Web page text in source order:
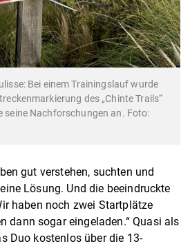
Bei einem Trainingslauf wurde
des „Chinte Trails“
seine Nachforschungen an. Foto:
gut verstehen, suchten und
Lösung. Und die beeindruckte
haben noch zwei Startplätze
dann sogar eingeladen.“ Quasi als
Duo kostenlos über die 13-